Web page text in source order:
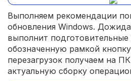
Выполняем рекомендации
обновления Windows.
выполнит
обозначенную рамкой
перезагрузок получаем на
актуальную сборку